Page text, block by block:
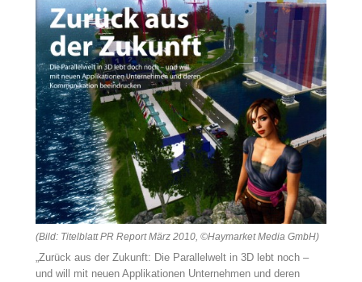
(Bild: Titelblatt PR Report März 2010, ©Haymarket Media GmbH)
„Zurück aus der Zukunft: Die Parallelwelt in 3D lebt noch –
und will mit neuen Applikationen Unternehmen und deren